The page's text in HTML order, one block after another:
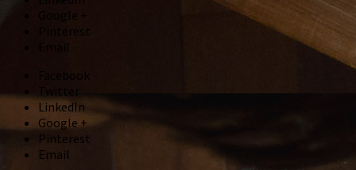
Google +
Pinterest
Email
Facebook
Twitter
LinkedIn
Google +
Pinterest
Email